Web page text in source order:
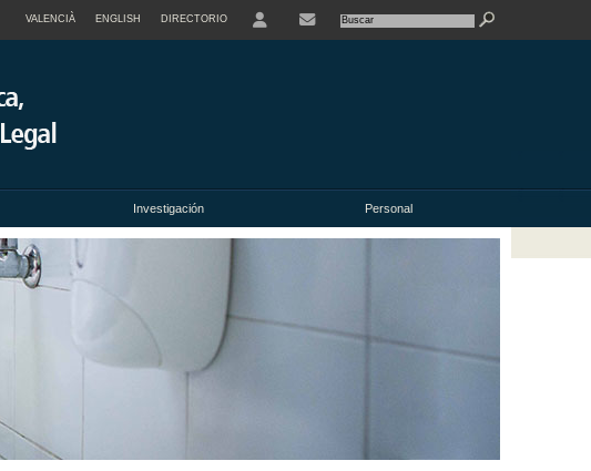
VALENCIÀ ENGLISH DIRECTORIO
Investigación Personal